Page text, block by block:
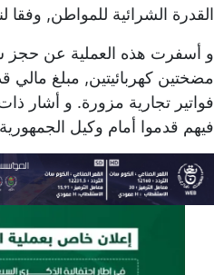
القدرة الشرائية للمواطن,
و أسفرت هذه العملية عن حجز
فواتير تجارية مزورة. و أشار
فيهم قدموا أمام وكيل